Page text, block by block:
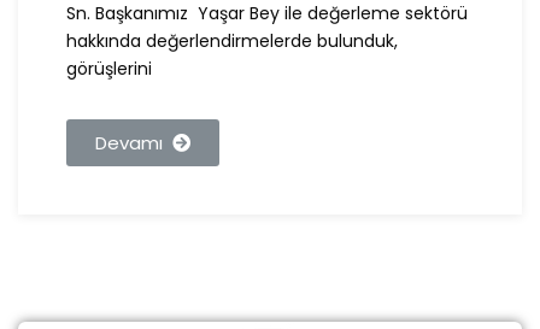
Sn. Başkanımız Yaşar Bey ile değerleme sektörü
hakkında değerlendirmelerde bulunduk,
görüşlerini
Devamı